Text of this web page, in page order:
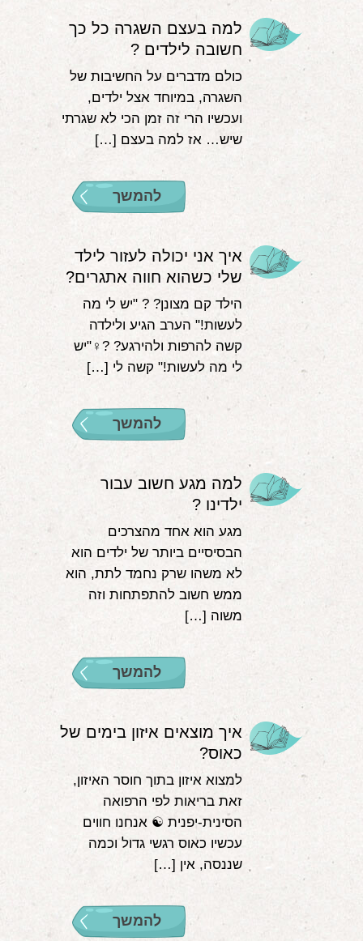
למה בעצם השגרה כל כך
חשובה לילדים ?
כולם מדברים על החשיבות של
השגרה, במיוחד אצל ילדים,
ועכשיו הרי זה זמן הכי לא שגרתי
שיש… אז למה בעצם […]
להמשך
איך אני יכולה לעזור לילד
שלי כשהוא חווה אתגרים?
הילד קם מצונן? ? "יש לי מה
לעשות!" הערב הגיע ולילדה
קשה להרפות ולהירגע? ?‍♀️"יש
לי מה לעשות!" קשה לי […]
להמשך
למה מגע חשוב עבור
ילדינו ?
מגע הוא אחד מהצרכים
הבסיסיים ביותר של ילדים הוא
לא משהו שרק נחמד לתת, הוא
ממש חשוב להתפתחות וזה
משוה […]
להמשך
איך מוצאים איזון בימים של
כאוס?
למצוא איזון בתוך חוסר האיזון,
זאת בריאות לפי הרפואה
הסינית-יפנית ☯️ אנחנו חווים
עכשיו כאוס רגשי גדול וכמה
שננסה, אין […]
להמשך